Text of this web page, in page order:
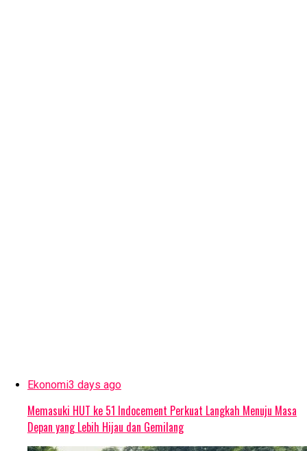
Ekonomi3 days ago
Memasuki HUT ke 51 Indocement Perkuat Langkah Menuju Masa
Depan yang Lebih Hijau dan Gemilang